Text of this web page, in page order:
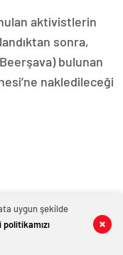
aktivistlerin
sonra,
bulunan
nakledileceği
uygun şekilde
politikamızı